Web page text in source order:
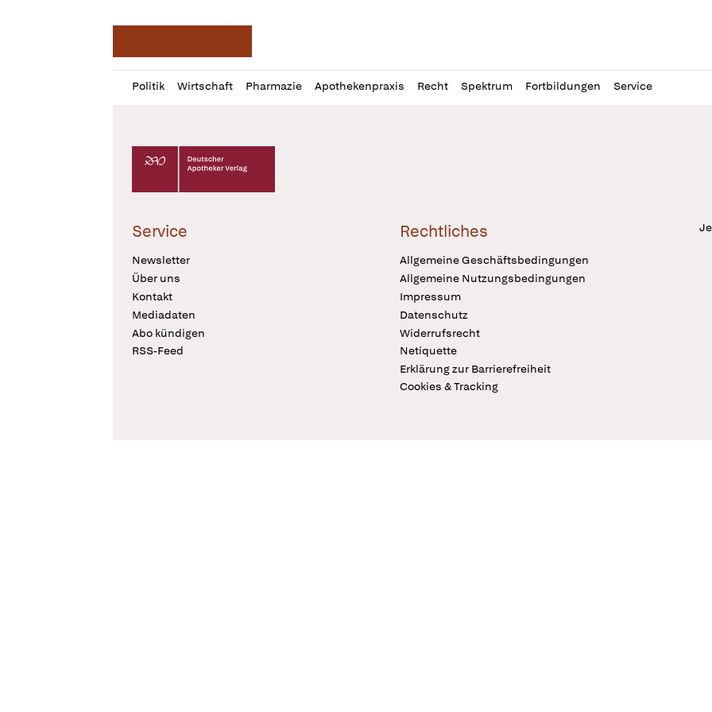
Politik Wirtschaft Pharmazie Apothekenpraxis Recht Spektrum Fortbildungen Service
Profil
öffnen
Daz
Pur
Deutscher Apotheker Verlag Logo
Service
Newsletter
Über uns
Kontakt
Mediadaten
Abo kündigen
RSS-Feed
Rechtliches
Allgemeine Geschäftsbedingungen
Allgemeine Nutzungsbedingungen
Impressum
Datenschutz
Widerrufsrecht
Netiquette
Erklärung zur Barrierefreiheit
Cookies & Tracking